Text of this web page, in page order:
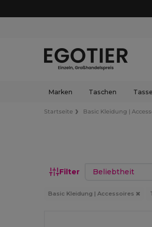
Marken Taschen
Startseite Basic Kleidung |
Filter Sortieren nach
Basic Kleidung | Accessoires